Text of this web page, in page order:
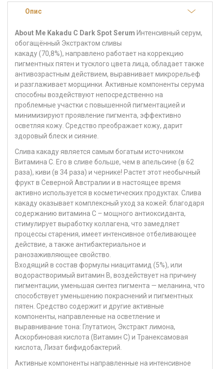
Опис
About Me Kakadu C Dark Spot Serum Интенсивный серум,
обогащённый Экстрактом сливы
какаду (70,8%), направлено работает на коррекцию
пигментных пятен и тусклого цвета лица, обладает также
антивозрастным действием, выравнивает микрорельеф
и разглаживает морщинки. Активные компоненты серума
способны воздействуют непосредственно на
проблемные участки с повышенной пигментацией и
минимизируют проявление пигмента, эффективно
осветляя кожу. Средство преображает кожу, дарит
здоровый блеск и сияние.
Слива какаду является самым богатым источником
Витамина С. Его в сливе больше, чем в апельсине (в 62
раза), киви (в 34 раза) и чернике! Растет этот необычный
фрукт в Северной Австралии и в настоящее время
активно используется в косметических продуктах. Слива
какаду оказывает комплексный уход за кожей: благодаря
содержанию витамина С – мощного антиоксиданта,
стимулирует выработку коллагена, что замедляет
процессы старения, имеет интенсивное отбеливающее
действие, а также антибактериальное и
ранозаживляющее свойство.
Входящий в состав формулы ниацитамид (5%), или
водорастворимый витамин В, воздействует на причину
пигментации, уменьшая синтез пигмента — меланина, что
способствует уменьшению покраснений и пигментных
пятен. Средство содержит и другие активные
компоненты, направленные на осветление и
выравнивание тона: Глутатион, Экстракт лимона,
Аскорбиновая кислота (Витамин С) и Транексамовая
кислота, Лизат бифидобактерий.
Активные компоненты направленные на интенсивное